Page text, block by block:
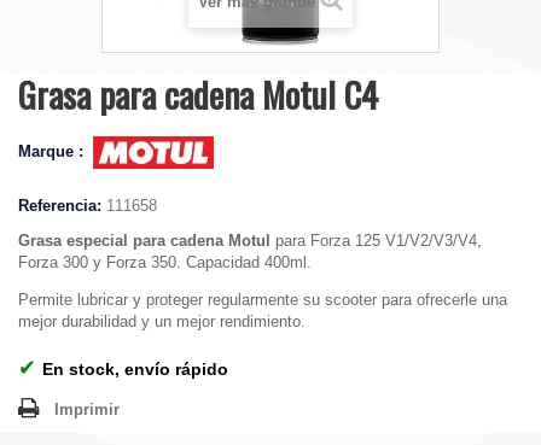
Grasa para cadena Motul C4
Marque :
Referencia: 111658
Grasa especial para cadena Motul
para Forza 125 V1/V2/V3/V4,
Forza 300 y Forza 350. Capacidad 400ml.
Permite lubricar y proteger regularmente su scooter para ofrecerle una
mejor durabilidad y un mejor rendimiento.
✔ En stock, envío rápido
Imprimir